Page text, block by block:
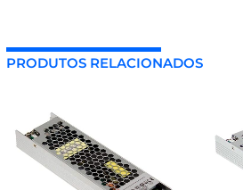
PRODUTOS RELACIONADOS